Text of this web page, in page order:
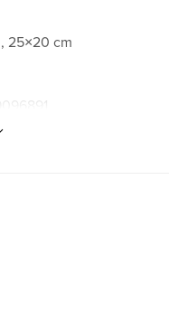
25×20 cm